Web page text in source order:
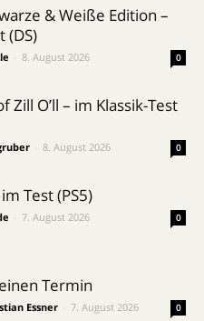
& Weiße Edition –
(DS)
8. August 2026 0
Zill O’ll – im Klassik-Test
8. August 2026 0
Test (PS5)
7. August 2026 0
Termin
Essner 7. August 2026 0